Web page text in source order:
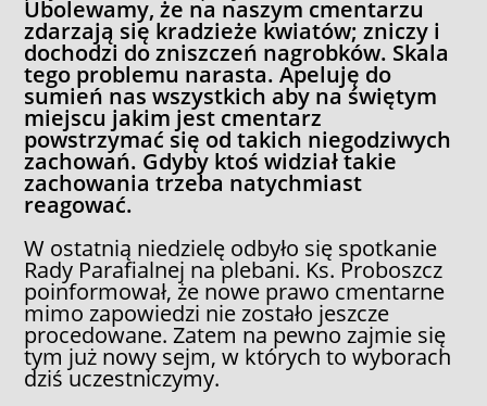
Ubolewamy, że na naszym cmentarzu
zdarzają się kradzieże kwiatów; zniczy i
dochodzi do zniszczeń nagrobków. Skala
tego problemu narasta. Apeluję do
sumień nas wszystkich aby na świętym
miejscu jakim jest cmentarz
powstrzymać się od takich niegodziwych
zachowań. Gdyby ktoś widział takie
zachowania trzeba natychmiast
reagować.
W ostatnią niedzielę odbyło się spotkanie
Rady Parafialnej na plebani. Ks. Proboszcz
poinformował, że nowe prawo cmentarne
mimo zapowiedzi nie zostało jeszcze
procedowane. Zatem na pewno zajmie się
tym już nowy sejm, w których to wyborach
dziś uczestniczymy.